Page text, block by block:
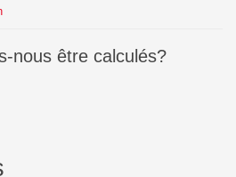
nous être calculés?